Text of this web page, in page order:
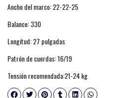
Ancho del marco: 22-22-25
Balance: 330
Longitud: 27 pulgadas
Patrón de cuerdas: 16/19
Tensión recomendada:21-24 kg